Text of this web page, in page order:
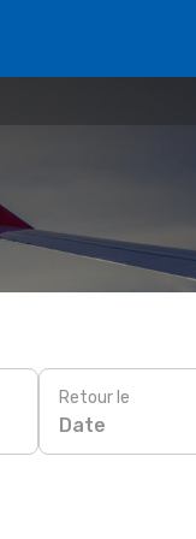
Retour le
Date